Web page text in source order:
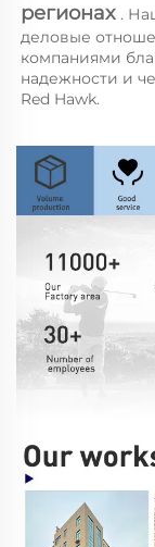
регионах .
деловые
компаниями
надежности и
Red Hawk.